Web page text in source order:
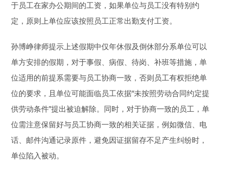
于员工在家办公期间的工资，如果单位与员工没有特别约
定，原则上单位应该按照员工正常出勤支付工资。
孙博峥律师提示上述假期中仅年休假及倒休部分系单位可以
单方安排的假期，对于事假、病假、待岗、补班等措施，单
位适用的前提系需要与员工协商一致，否则员工有权拒绝单
位的要求，且单位可能面临员工依据“未按照劳动合同约定提
供劳动条件”提出被迫解除。同时，对于协商一致的员工，单
位需注意保留好与员工协商一致的相关证据，例如微信、电
话、邮件沟通记录原件，避免因证据留存不足产生纠纷时，
单位陷入被动。